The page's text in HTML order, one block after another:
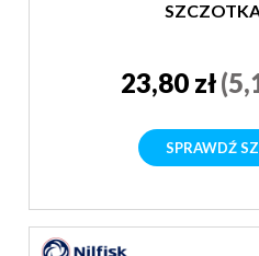
23,80 zł
SPRAWDŹ